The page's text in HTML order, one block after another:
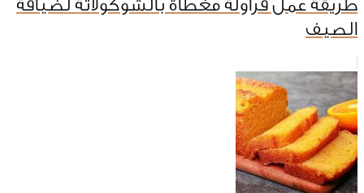
طريقة عمل فراولة مغطاة بالشوكولاتة لضيافة
الصيف